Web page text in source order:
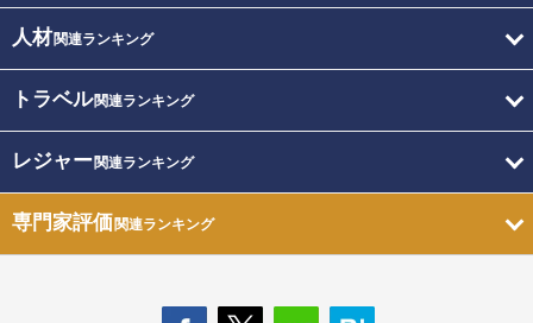
人材関連ランキング
トラベル関連ランキング
レジャー関連ランキング
専門家評価関連ランキング